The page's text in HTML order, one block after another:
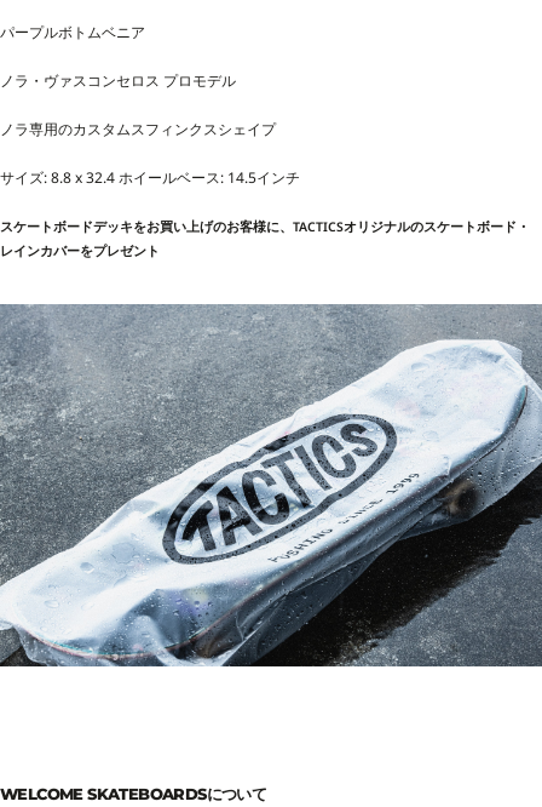
パープルボトムベニア
ノラ・ヴァスコンセロス プロモデル
ノラ専用のカスタムスフィンクスシェイプ
サイズ: 8.8 x 32.4 ホイールベース: 14.5インチ
スケートボードデッキをお買い上げのお客様に、TACTICSオリジナルのスケートボード・
レインカバーをプレゼント
WELCOME SKATEBOARDSについて